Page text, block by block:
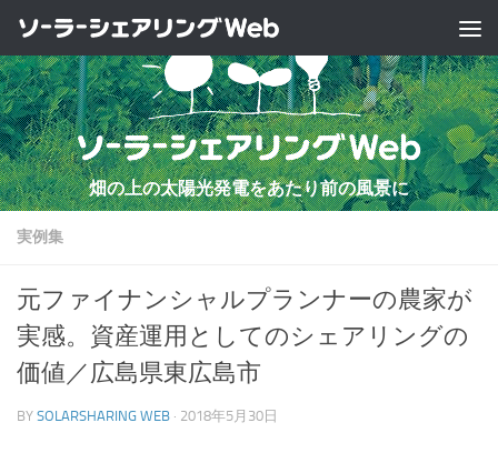
コンテンツへスキップ
畑の上の太陽光発電をあたり前の風景に
実例集
元ファイナンシャルプランナーの農家が
実感。資産運用としてのシェアリングの
価値／広島県東広島市
BY SOLARSHARING WEB · 2018年5月30日